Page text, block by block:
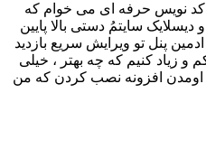
کد نویس حرفه ای می خوام که
دیسلایک سایتمُ دستی بالا پایین
پنل تو ویرایش سریع بازدید
و زیاد کنیم که چه بهتر ، خیلی
اومدن افزونه نصب کردن که من